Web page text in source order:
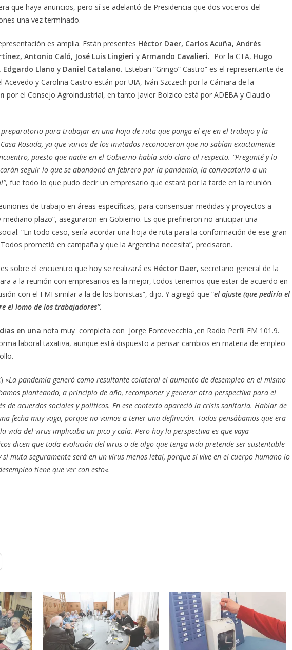
que haya anuncios, pero sí se adelantó de Presidencia que dos voceros del
una vez terminado.
es amplia. Están presentes Héctor Daer, Carlos Acuña, Andrés
Antonio Caló, José Luis Lingieri y Armando Cavalieri. Por la CTA, Hugo
Edgardo Llano y Daniel Catalano. Esteban “Gringo” Castro” es el representante de
y Carolina Castro están por UIA, Iván Szczech por la Cámara de la
por el Consejo Agroindustrial, en tanto Javier Bolzico está por ADEBA y Claudio
para trabajar en una hoja de ruta que ponga el eje en el trabajo y la
Rosada, ya que varios de los invitados reconocieron que no sabían exactamente
puesto que nadie en el Gobierno había sido claro al respecto. “Pregunté y lo
seguir lo que se abandonó en febrero por la pandemia, la convocatoria a un
, fue todo lo que pudo decir un empresario que estará por la tarde en la reunión.
de trabajo en áreas específicas, para consensuar medidas y proyectos a
plazo”, aseguraron en Gobierno. Es que prefirieron no anticipar una
“En todo caso, sería acordar una hoja de ruta para la conformación de ese gran
prometió en campaña y que la Argentina necesita”, precisaron.
sobre el encuentro que hoy se realizará es Héctor Daer, secretario general de la
a la reunión con empresarios es la mejor, todos tenemos que estar de acuerdo en
con el FMI similar a la de los bonistas”, dijo. Y agregó que “el ajuste (que pediría el
el lomo de los trabajadores”.
en una nota muy completa con Jorge Fontevecchia ,en Radio Perfil FM 101.9.
laboral taxativa, aunque está dispuesto a pensar cambios en materia de empleo
«La pandemia generó como resultante colateral el aumento de desempleo en el mismo
planteando, a principio de año, recomponer y generar otra perspectiva para el
de acuerdos sociales y políticos. En ese contexto apareció la crisis sanitaria. Hablar de
fecha muy vaga, porque no vamos a tener una definición. Todos pensábamos que era
vida del virus implicaba un pico y caía. Pero hoy la perspectiva es que vaya
dicen que toda evolución del virus o de algo que tenga vida pretende ser sustentable
muta seguramente será en un virus menos letal, porque si vive en el cuerpo humano lo
tiene que ver con esto«.